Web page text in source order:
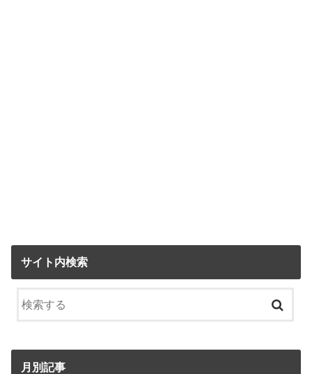
サイト内検索
月別記事